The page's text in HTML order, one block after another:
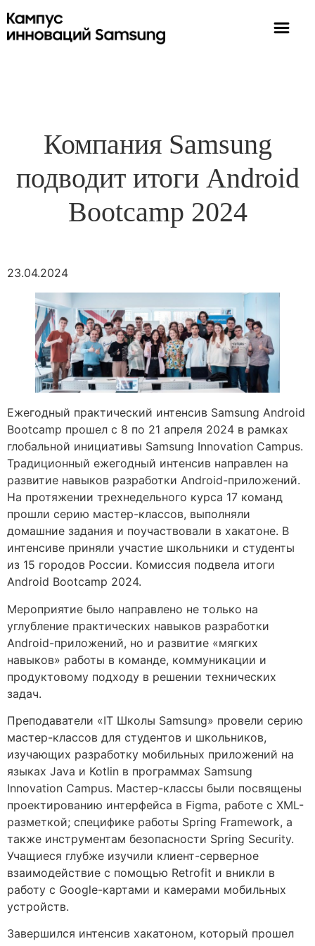
Компания Samsung
подводит итоги Android
Bootcamp 2024
23.04.2024
Ежегодный практический интенсив Samsung Android
Bootcamp прошел с 8 по 21 апреля 2024 в рамках
глобальной инициативы Samsung Innovation Campus.
Традиционный ежегодный интенсив направлен на
развитие навыков разработки Android-приложений.
На протяжении трехнедельного курса 17 команд
прошли серию мастер-классов, выполняли
домашние задания и поучаствовали в хакатоне. В
интенсиве приняли участие школьники и студенты
из 15 городов России. Комиссия подвела итоги
Android Bootcamp 2024.
Мероприятие было направлено не только на
углубление практических навыков разработки
Android-приложений, но и развитие «мягких
навыков» работы в команде, коммуникации и
продуктовому подходу в решении технических
задач.
Преподаватели «IT Школы Samsung» провели серию
мастер-классов для студентов и школьников,
изучающих разработку мобильных приложений на
языках Java и Kotlin в программах Samsung
Innovation Campus. Мастер-классы были посвящены
проектированию интерфейса в Figma, работе с XML-
разметкой; специфике работы Spring Framework, а
также инструментам безопасности Spring Security.
Учащиеся глубже изучили клиент-серверное
взаимодействие с помощью Retrofit и вникли в
работу с Google-картами и камерами мобильных
устройств.
Завершился интенсив хакатоном, который прошел